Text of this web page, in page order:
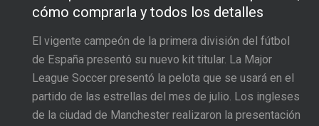
cómo comprarla y todos los detalles
El vigente campeón de la primera división del fútbol
de España presentó su nuevo kit titular. La Major
League Soccer presentó la pelota que se usará en el
partido de las estrellas del mes de julio. Los ingleses
de la ciudad de Manchester realizaron la presentación